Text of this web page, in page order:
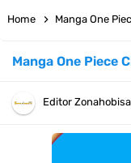
Resep Pesmol Ikan
Home Manga One
Manga One Piece
Editor